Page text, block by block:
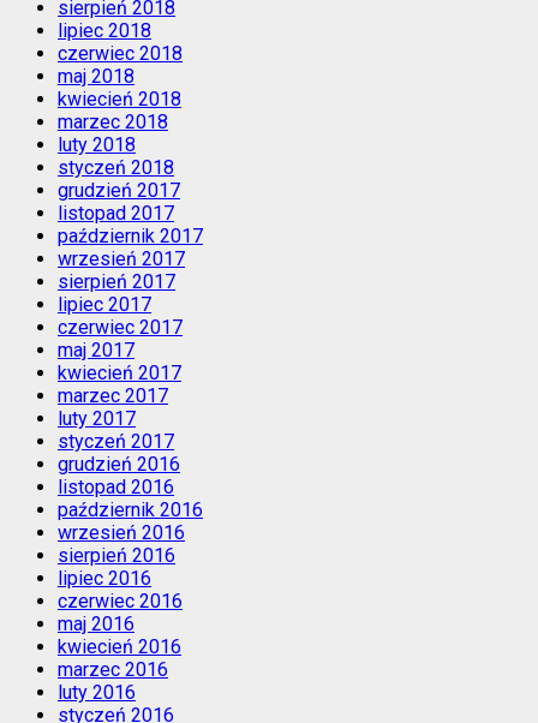
sierpień 2018
lipiec 2018
czerwiec 2018
maj 2018
kwiecień 2018
marzec 2018
luty 2018
styczeń 2018
grudzień 2017
listopad 2017
październik 2017
wrzesień 2017
sierpień 2017
lipiec 2017
czerwiec 2017
maj 2017
kwiecień 2017
marzec 2017
luty 2017
styczeń 2017
grudzień 2016
listopad 2016
październik 2016
wrzesień 2016
sierpień 2016
lipiec 2016
czerwiec 2016
maj 2016
kwiecień 2016
marzec 2016
luty 2016
styczeń 2016